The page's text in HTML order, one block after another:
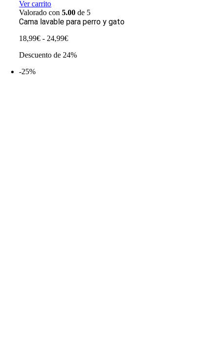
Ver carrito
Valorado con5.00 de 5
Cama lavable para perro y gato
18,99€ - 24,99€Rango
precios:
Descuento de 24%
-25%